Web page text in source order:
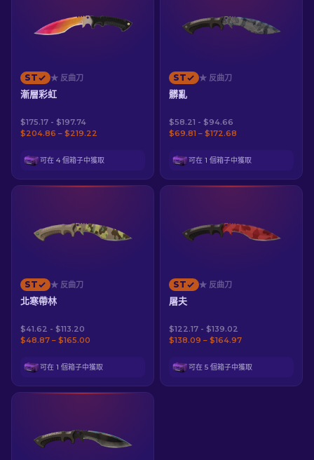
ST ★ 反曲刀
漸層彩虹
$175.17 - $197.74
$204.86 – $219.22
可在 4 個箱子中獲取
ST ★ 反曲刀
髒亂
$58.21 - $94.66
$69.81 – $172.68
可在 1 個箱子中獲取
ST ★ 反曲刀
北寒帶林
$41.62 - $113.20
$48.87 – $165.00
可在 1 個箱子中獲取
ST ★ 反曲刀
屠夫
$122.17 - $139.02
$138.09 – $164.97
可在 5 個箱子中獲取